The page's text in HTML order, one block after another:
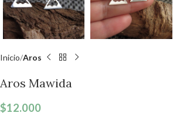
Inicio Aros
Aros Mawida
$12.000